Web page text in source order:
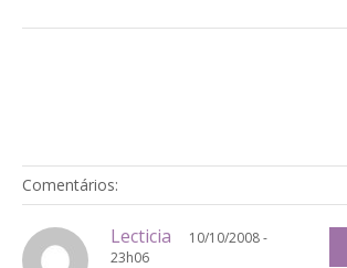
Comentários:
Lecticia
10/10/2008 -
23h06